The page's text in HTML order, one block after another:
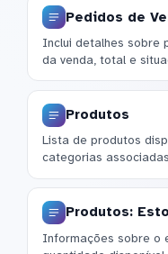
Pedidos de
Inclui detalhes sobre
da venda, total e
Produtos
Lista de produtos
categorias
Produtos:
Informações sobre o